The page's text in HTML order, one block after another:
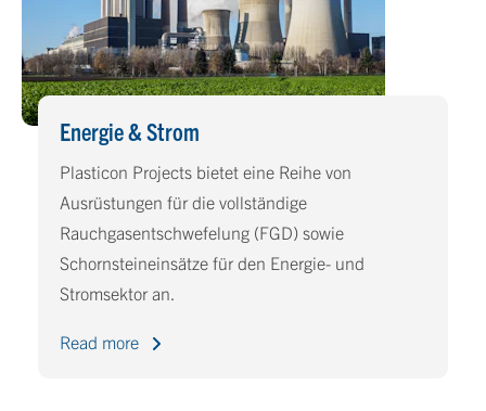
Energie & Strom
Plasticon Projects bietet eine Reihe von
Ausrüstungen für die vollständige
Rauchgasentschwefelung (FGD) sowie
Schornsteineinsätze für den Energie- und
Stromsektor an.
Read more